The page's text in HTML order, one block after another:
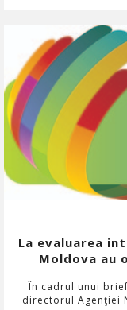
La evaluarea
Moldova au
În cadrul unui
directorul Agenţiei